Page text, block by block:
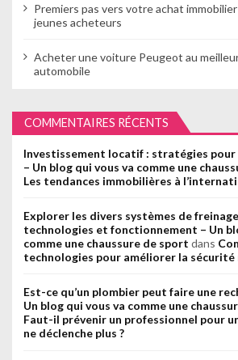
Premiers pas vers votre achat
jeunes acheteurs
Acheter une voiture Peugeot au
automobile
COMMENTAIRES RÉCENTS
Investissement locatif : stratégies pour
– Un blog qui vous va comme une
Les tendances immobilières à
Explorer les divers systèmes de freinage
technologies et fonctionnement – Un
comme une chaussure de sport dans
technologies pour améliorer la
Est-ce qu’un plombier peut faire une
Un blog qui vous va comme une
Faut-il prévenir un professionnel pour
ne déclenche plus ?